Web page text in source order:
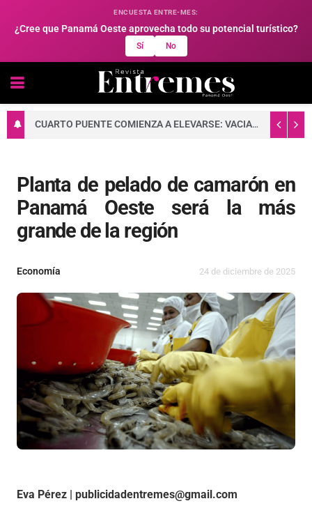
ENCUESTA ENTRE-MES:
¿Cree que Panamá Oeste aprovecha todo su potencial turístico?
Sí No
CUARTO PUENTE COMIENZA A ELEVARSE: VACIADO DE CONCRETO FORTALECE LA BASE DE UNA DE SUS TORRES PRINCIPALES
Planta de pelado de camarón en
Panamá Oeste será la más
grande de la región
Economía 24 de diciembre de 2025
Eva Pérez | publicidadentremes@gmail.com